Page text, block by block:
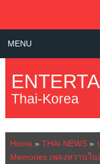
MENU
Thai-Korea
Home » THAI NEWS»
Memories เพลงหวานใ